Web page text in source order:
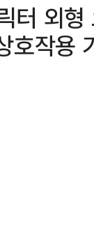
터 외
호작용